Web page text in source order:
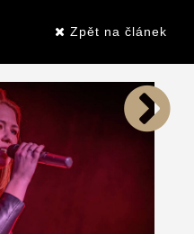
Zpět na článek